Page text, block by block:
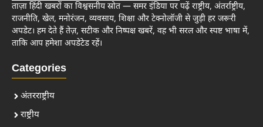
ताज़ा हिंदी खबरों का विश्वसनीय स्रोत — समर इंडिया पर पढ़ें राष्ट्रीय, अंतर्राष्ट्रीय,
राजनीति, खेल, मनोरंजन, व्यवसाय, शिक्षा और टेक्नोलॉजी से जुड़ी हर जरूरी
अपडेट। हम देते हैं तेज़, सटीक और निष्पक्ष खबरें, वह भी सरल और स्पष्ट भाषा में,
ताकि आप हमेशा अपडेटेड रहें।
Categories
अंतरराष्ट्रीय
राष्ट्रीय